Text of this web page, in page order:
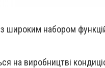
широким набором
на виробництві